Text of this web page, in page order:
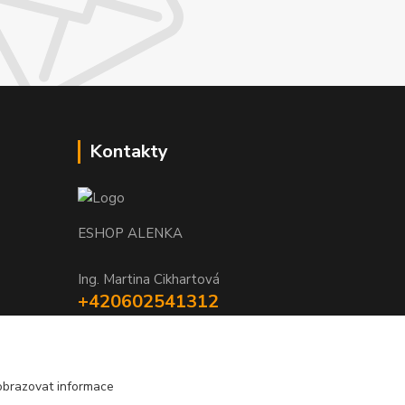
Kontakty
ESHOP ALENKA
Ing. Martina Cikhartová
+420602541312
informace